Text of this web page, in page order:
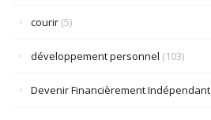
courir (5)
développement personnel (103)
Devenir Financièrement Indépendant